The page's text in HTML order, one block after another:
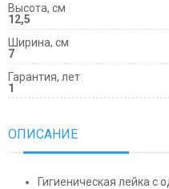
Высота, см
12,5
Ширина, см
7
Гарантия, лет
1
ОПИСАНИЕ
Гигиеническая лейка с